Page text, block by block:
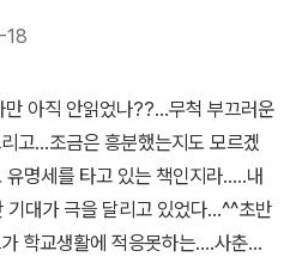
다. 물론 지금도 나는 나름 사회의
아라고 생각한다. 쉽게 사회에 적
나이를 먹어가며 타협하게 되는 인
의 논리'라는 것이 있다. 필요치 않
고등학교 때 영어를 꽤 잘했음에
어있으며 여전히 난 영어의 필요
다면 계속 공부를 했겠지만 - 이때
취하기 위한 필요성의 논리'다 -
마디에 눈물을 흘린다. 하지만 역
싫어한다. 자신의 약한 모습을 들
척을 하는 것이다. 그 강한 척 중 하
. 어른처럼 옷을 입어보고, 어른처
보고.......그렇게 함으로써 내면의
가 홀든에게 동질감을 느끼는 이
나 십대에 흔히 느끼는, 인생에 대
아직 안읽었나??...무척 부끄러운
고...조금은 흥분했는지도 모르겠
명세를 타고 있는 책인지라.....내
대가 극을 달리고 있었다...^^초반
학교생활에 적응못하는....사춘기